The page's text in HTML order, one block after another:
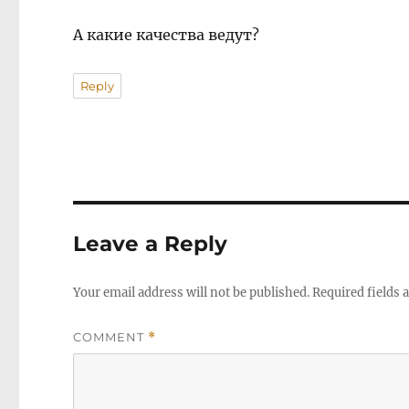
А какие качества ведут?
Reply
Leave a Reply
Your email address will not be published.Required fields
COMMENT *